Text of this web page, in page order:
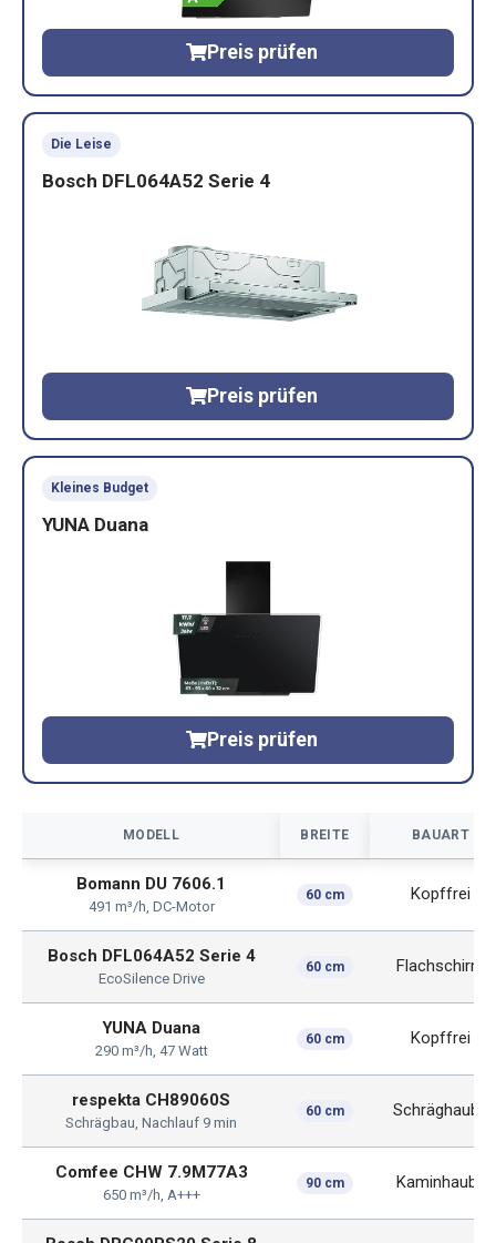
Preis prüfen
Die Leise
Bosch DFL064A52 Serie 4
Preis prüfen
Kleines Budget
YUNA Duana
Preis prüfen
MODELL BREITE BAUART
Bomann DU 7606.1
491 m³/h, DC-Motor
60 cm Kopffrei
Bosch DFL064A52 Serie 4
EcoSilence Drive
60 cm Flachschirm
YUNA Duana
290 m³/h, 47 Watt
60 cm Kopffrei
respekta CH89060S
Schrägbau, Nachlauf 9 min
60 cm Schräghaube
Comfee CHW 7.9M77A3
650 m³/h, A+++
90 cm Kaminhaube